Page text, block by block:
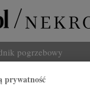
pogrzebowy
prywatność